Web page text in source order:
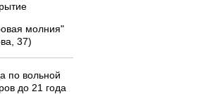
молния"
37)
по вольной
до 21 года